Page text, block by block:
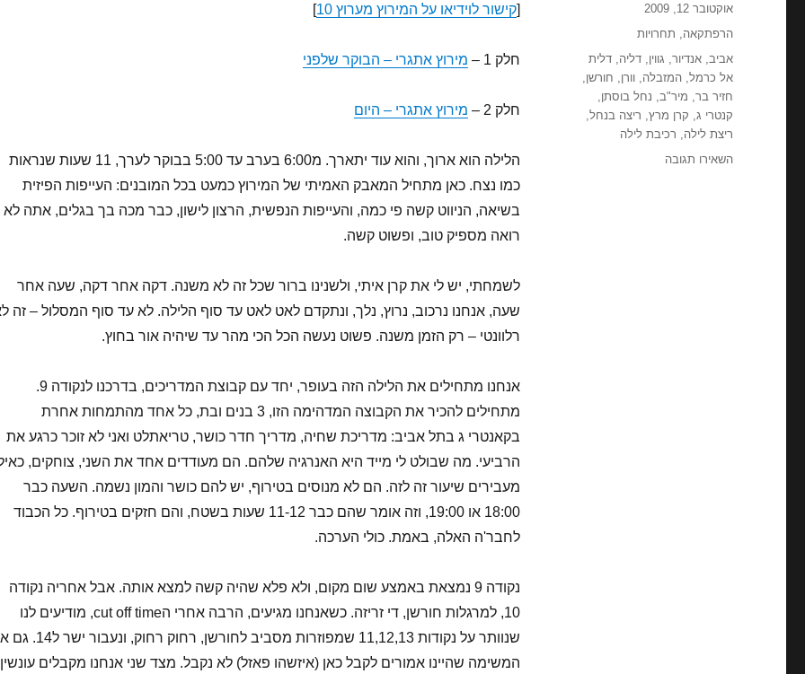
[קישור לוידיאו על המירוץ מערוץ 10 ]
חלק 1 – מירוץ אתגרי – הבוקר שלפני
חלק 2 – מירוץ אתגרי – היום
הלילה הוא ארוך, והוא עוד יתארך. מ6:00 בערב עד 5:00 בבוקר לערך, 11 שעות שנראות
כמו נצח. כאן מתחיל המאבק האמיתי של המירוץ כמעט בכל המובנים: העייפות הפיזית
בשיאה, הניווט קשה פי כמה, והעייפות הנפשית, הרצון לישון, כבר מכה בך בגלים, אתה לא
רואה מספיק טוב, ופשוט קשה.
לשמחתי, יש לי את קרן איתי, ולשנינו ברור שכל זה לא משנה. דקה אחר דקה, שעה אחר
שעה, אנחנו נרכוב, נרוץ, נלך, ונתקדם לאט לאט עד סוף הלילה. לא עד סוף המסלול – זה
רלוונטי – רק הזמן משנה. פשוט נעשה הכל הכי מהר עד שיהיה אור בחוץ.
אנחנו מתחילים את הלילה הזה בעופר, יחד עם קבוצת המדריכים, בדרכנו לנקודה 9.
מתחילים להכיר את הקבוצה המדהימה הזו, 3 בנים ובת, כל אחד מהתמחות אחרת
בקאנטרי ג בתל אביב: מדריכת שחיה, מדריך חדר כושר, טריאתלט ואני לא זוכר כרגע את
הרביעי. מה שבולט לי מייד היא האנרגיה שלהם. הם מעודדים אחד את השני, צוחקים,
מעבירים שיעור זה לזה. הם לא מנוסים בטירוף, יש להם כושר והמון נשמה. השעה כבר
18:00 או 19:00, וזה אומר שהם כבר 11-12 שעות בשטח, והם חזקים בטירוף. כל הכבוד
לחבר'ה האלה, באמת. כולי הערכה.
נקודה 9 נמצאת באמצע שום מקום, ולא פלא שהיה קשה למצא אותה. אבל אחריה נקודה
10, למרגלות חורשן, די זריזה. כשאנחנו מגיעים, הרבה אחרי הcut off time, מודיעים לנו
שנוותר על נקודות 11,12,13 שמפוזרות מסביב לחורשן, רחוק
המשימה שהיינו אמורים לקבל כאן (איזשהו פאזל) לא נקבל. מצד שני אנחנו מקבלים עונשין
פורסם
אוקטובר 12, 2009
קטגוריות
הרפתקאה, תחרויות
תגיות
אביב,אנדיור, גווין,דליה,דלית
אל כרמל,המזבלה,וורן, חורשן,
חזיר בר, מיר"ב, נחל בוסתן,
קנטרי ג, קרן מרץ, ריצה בנחל,
ריצת לילה, רכיבת לילה
השאירו תגובה